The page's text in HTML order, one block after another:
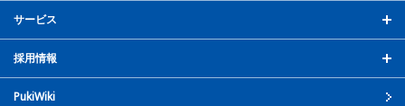
サービス
採用情報
PukiWiki